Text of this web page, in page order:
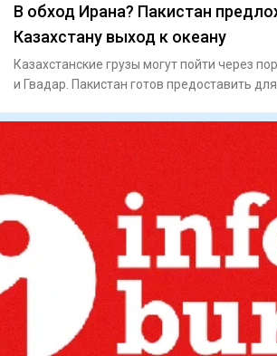
В обход Ирана? Пакистан
Казахстану выход к океану
Казахстанские грузы могут пойти через
и Гвадар. Пакистан готов предоставить